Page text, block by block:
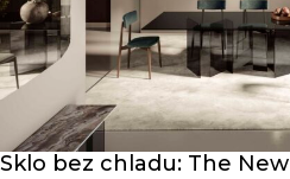
Sklo bez chladu: The New